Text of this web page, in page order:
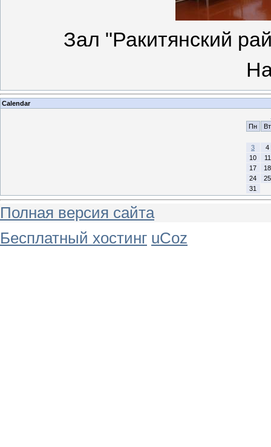
Зал "Ракитянский
Calendar
Пн
Вт
3
4
10
11
17
18
24
25
31
Полная версия сайта
Бесплатный хостинг uCoz